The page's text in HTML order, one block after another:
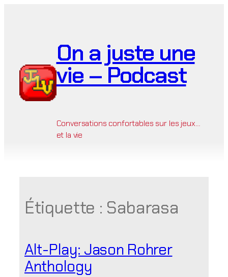
On a juste une
vie – Podcast
Conversations confortables sur les jeux…
et la vie
Étiquette : Sabarasa
Alt-Play: Jason Rohrer
Anthology